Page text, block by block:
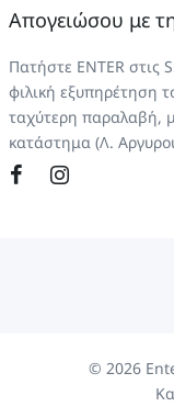
Απογειώσου με
Πατήστε ENTER στις
φιλική εξυπηρέτηση
ταχύτερη παραλαβή,
κατάστημα (Λ.
© 2026